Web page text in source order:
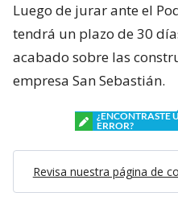
Luego de jurar ante el
tendrá un plazo de 30
acabado sobre las
empresa San Sebastián.
¿ENCONTRASTE
ERROR?
Revisa nuestra página de